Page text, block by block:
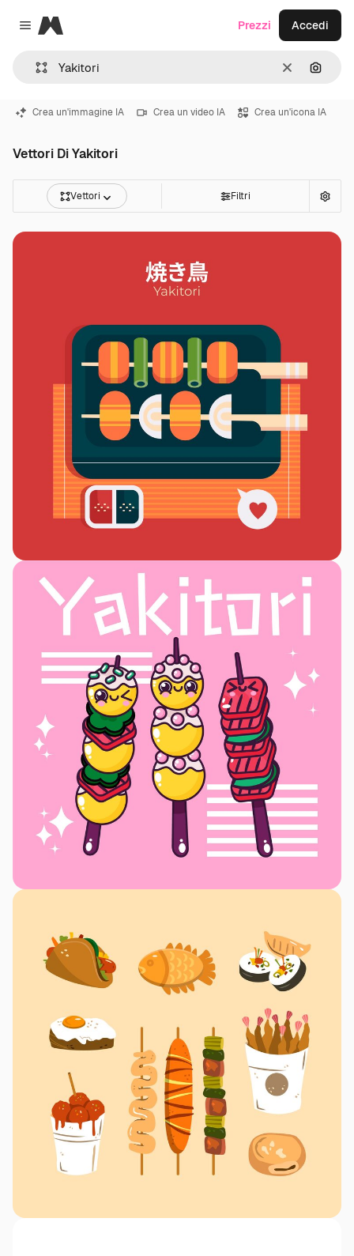
Close menu
Magnific
CancellaCerca
Prezzi Accedi
Crea un'immagine IA Crea un video IA Crea un'icona IA
Vettori Di Yakitori
Vettori Filtri